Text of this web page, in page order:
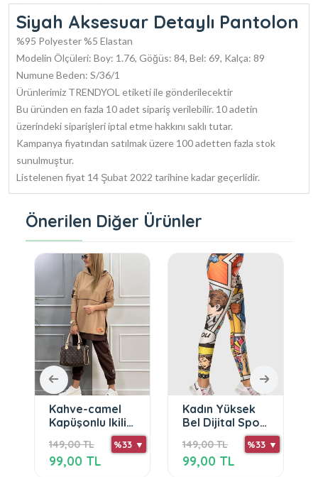
Siyah Aksesuar Detaylı Pantolon
%95 Polyester %5 Elastan
Modelin Ölçüleri: Boy: 1.76, Göğüs: 84, Bel: 69, Kalça: 89
Numune Beden: S/36/1
Ürünlerimiz TRENDYOL etiketi ile gönderilecektir
Bu üründen en fazla 10 adet sipariş verilebilir. 10 adetin
üzerindeki siparişleri iptal etme hakkını saklı tutar.
Kampanya fiyatından satılmak üzere 100 adetten fazla stok
sunulmuştur.
Listelenen fiyat 14 Şubat 2022 tarihine kadar geçerlidir.
Önerilen Diğer Ürünler
Kahve-camel
Kapüşonlu Ikili
149,00 TL %33 ▼
99,00 TL
Kadın Yüksek
Bel Dijital Spor
149,00 TL %33 ▼
99,00 TL